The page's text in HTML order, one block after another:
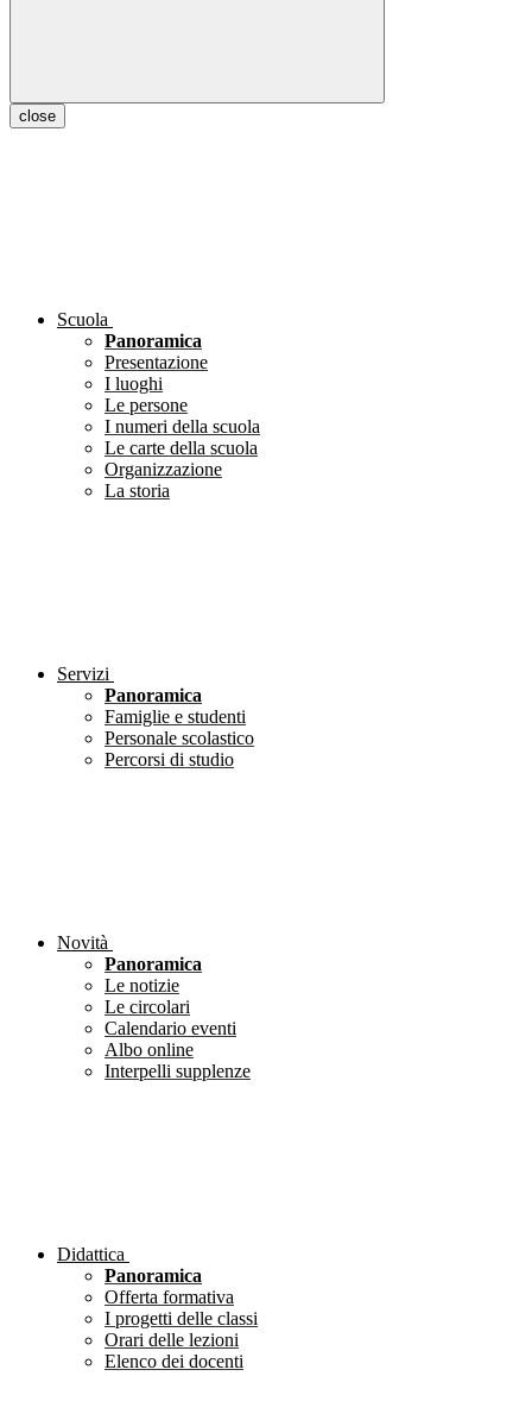
close
Scuola
Panoramica
Presentazione
I luoghi
Le persone
I numeri della scuola
Le carte della scuola
Organizzazione
La storia
Servizi
Panoramica
Famiglie e studenti
Personale scolastico
Percorsi di studio
Novità
Panoramica
Le notizie
Le circolari
Calendario eventi
Albo online
Interpelli supplenze
Didattica
Panoramica
Offerta formativa
I progetti delle classi
Orari delle lezioni
Elenco dei docenti